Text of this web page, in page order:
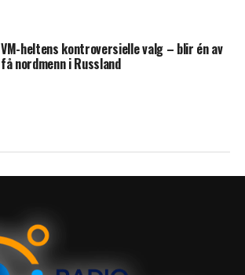
VM-heltens kontroversielle valg – blir én av
få nordmenn i Russland